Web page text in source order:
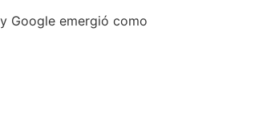
Google emergió como